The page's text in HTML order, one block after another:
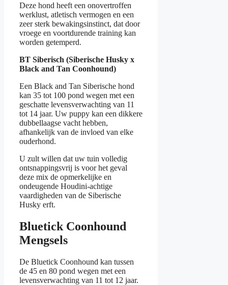
Deze hond heeft een onovertroffen
werklust, atletisch vermogen en een
zeer sterk bewakingsinstinct, dat door
vroege en voortdurende training kan
worden getemperd.
BT Siberisch (Siberische Husky x
Black and Tan Coonhound)
Een Black and Tan Siberische hond
kan 35 tot 100 pond wegen met een
geschatte levensverwachting van 11
tot 14 jaar. Uw puppy kan een dikkere
dubbellaagse vacht hebben,
afhankelijk van de invloed van elke
ouderhond.
U zult willen dat uw tuin volledig
ontsnappingsvrij is voor het geval
deze mix de opmerkelijke en
ondeugende Houdini-achtige
vaardigheden van de Siberische
Husky erft.
Bluetick Coonhound
Mengsels
De Bluetick Coonhound kan tussen
de 45 en 80 pond wegen met een
levensverwachting van 11 tot 12 jaar.